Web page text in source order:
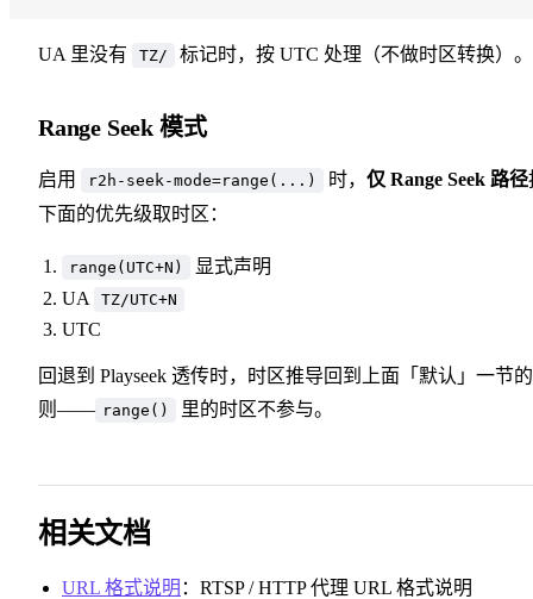
UA 里没有 TZ/ 标记时，按 UTC 处理（不做时区转换）。
Range Seek 模式
启用 r2h-seek-mode=range(...) 时， 仅 Range Seek 路径
下面的优先级取时区：
range(UTC+N)
显式声明
UA
TZ/UTC+N
UTC
回退到 Playseek 透传时，时区推导回到上面「默认」一节
则—— range() 里的时区不参与。
相关文档
URL 格式说明 ：RTSP / HTTP 代理 URL 格式说明